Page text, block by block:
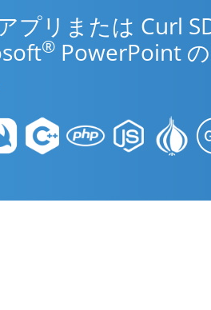
プリまたは Curl
® PowerPoint